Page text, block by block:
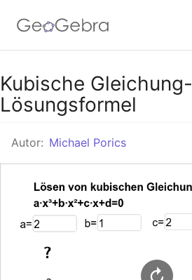
Google Classroom
Anmelden
Kubische Gleichung-
Lösungsformel
Autor: Michael Porics